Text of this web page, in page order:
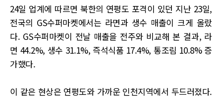
24일 업계에 따르면 북한의 연평도 포격이 있던 지난 23일,
전국의 GS수퍼마켓에서는 라면과 생수 매출이 크게 올랐
다. GS수퍼마켓이 전날 매출을 전주와 비교해 본 결과, 라
면 44.2%, 생수 31.1%, 즉석식품 17.4%, 통조림 10.8% 증
가했다.
이 같은 현상은 연평도와 가까운 인천지역에서 두드러졌다.